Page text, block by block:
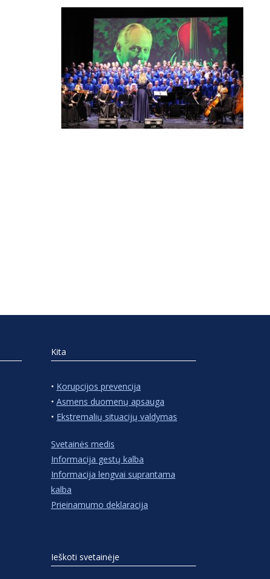
Kita
• Korupcijos prevencija
• Asmens duomenų apsauga
• Ekstremalių situacijų valdymas
Svetainės medis
Informacija gestų kalba
Informacija lengvai suprantama
kalba
Prieinamumo deklaracija
Ieškoti svetainėje